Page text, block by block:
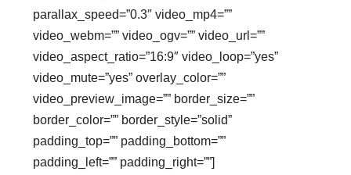
parallax_speed=”0.3″ video_mp4=””
video_webm=”” video_ogv=”” video_url=””
video_aspect_ratio=”16:9″ video_loop=”yes”
video_mute=”yes” overlay_color=””
video_preview_image=”” border_size=””
border_color=”” border_style=”solid”
padding_top=”” padding_bottom=””
padding_left=”” padding_right=””]